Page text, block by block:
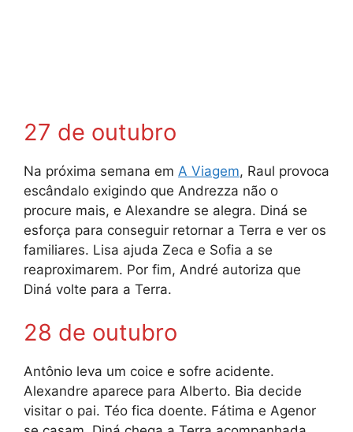
27 de outubro
Na próxima semana em A Viagem, Raul provoca
escândalo exigindo que Andrezza não o
procure mais, e Alexandre se alegra. Diná se
esforça para conseguir retornar a Terra e ver os
familiares. Lisa ajuda Zeca e Sofia a se
reaproximarem. Por fim, André autoriza que
Diná volte para a Terra.
28 de outubro
Antônio leva um coice e sofre acidente.
Alexandre aparece para Alberto. Bia decide
visitar o pai. Téo fica doente. Fátima e Agenor